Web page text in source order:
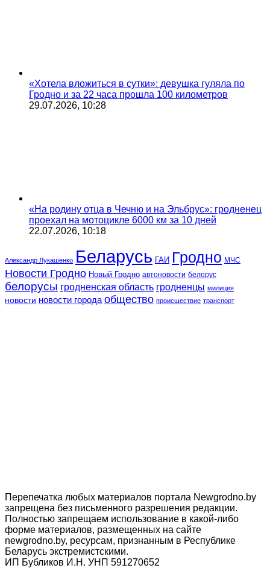
«Хотела вложиться в сутки»: девушка гуляла по
Гродно и за 22 часа прошла 100 километров
29.07.2026, 10:28
«На родину отца в Чечню и на Эльбрус»: гродненец
проехал на мотоцикле 6000 км за 10 дней
22.07.2026, 10:18
Александр Лукашенко Беларусь ГАИ Гродно МЧС
Новости Гродно Новый Гродно автоновости белорус
белорусы гродненская область гродненцы милиция
новости новости города общество происшествие транспорт
Перепечатка любых материалов портала Newgrodno.by
запрещена без письменного разрешения редакции.
Полностью запрещаем использование в какой-либо
форме материалов, размещенных на сайте
newgrodno.by, ресурсам, признанным в Республике
Беларусь экстремистскими.
ИП Бубликов И.Н. УНП 591270652